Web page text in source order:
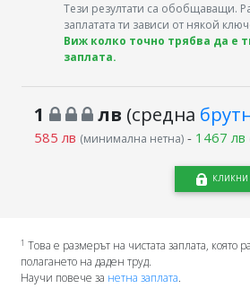
Тези резултати са обобщаващи.
заплатата ти зависи от някой
Виж колко точно трябва да е
заплата.
1 лв (средна
585 лв (минимална нетна)- 1467 лв
КЛИКНИ
1 Това е размерът на чистата заплата, която
полагането на даден труд.
Научи повече за нетна заплата.